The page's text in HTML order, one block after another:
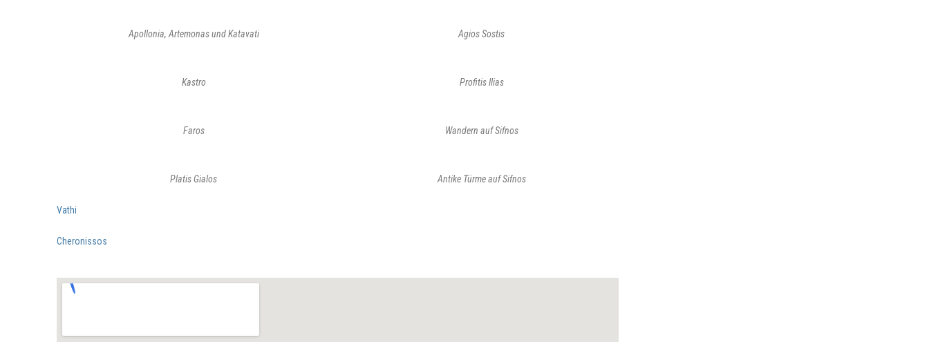
Apollonia, Artemonas und Katavati
Kastro
Faros
Platis Gialos
Vathi
Cheronissos
Agios Sostis
Profitis Ilias
Wandern auf Sifnos
Antike Türme auf Sifnos